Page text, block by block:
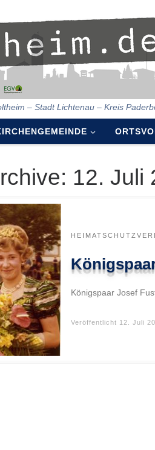
– Stadt Lichtenau – Kreis
12. Juli
Königspaar Josef
Veröffentlicht 12. Juli